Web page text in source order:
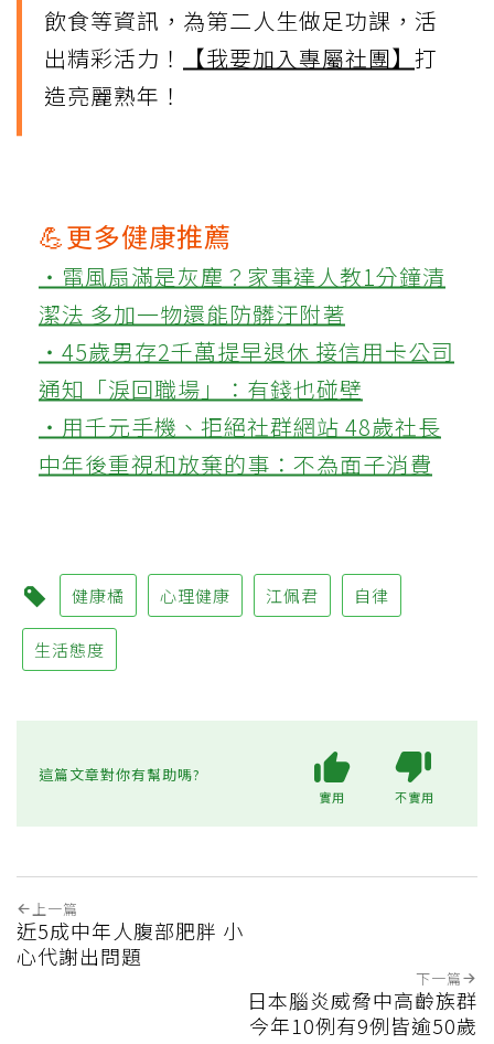
飲食等資訊，為第二人生做足功課，活
出精彩活力！
【我要加入專屬社團】 打
造亮麗熟年！
💪更多健康推薦
‧電風扇滿是灰塵？家事達人教1分鐘清
潔法 多加一物還能防髒汙附著
‧45歲男存2千萬提早退休 接信用卡公司
通知「淚回職場」：有錢也碰壁
‧用千元手機、拒絕社群網站 48歲社長
中年後重視和放棄的事：不為面子消費
健康橘 心理健康 江佩君 自律
生活態度
這篇文章對你有幫助嗎?
實用 不實用
上一篇
近5成中年人腹部肥胖 小
心代謝出問題
下一篇
日本腦炎威脅中高齡族群
今年10例有9例皆逾50歲